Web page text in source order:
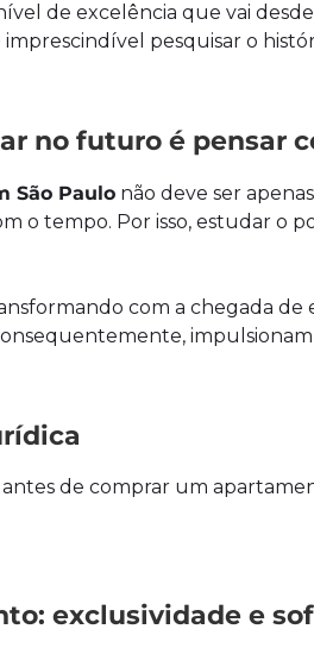
de excelência que vai
pesquisar o
no futuro é pensar
São Paulo não deve ser
o tempo. Por isso, estudar o
com a chegada
de comprar um
exclusividade e